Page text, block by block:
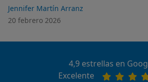
o dividendos no son lo mismo, y en este
explicamos cómo elegir bien según el
Jennifer Martín Arranz
20 febrero 2026
4,9 estrellas en
Excelente